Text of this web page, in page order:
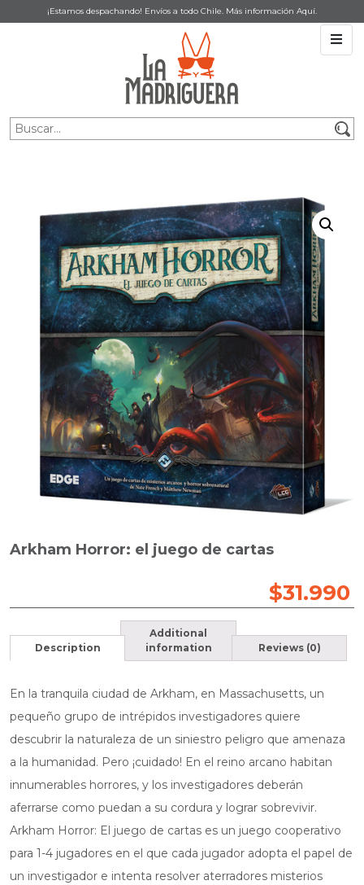
¡Estamos despachando! Envíos a todo Chile. Más información Aquí.
Arkham Horror: el juego de cartas
$31.990
Description
Additional
information
Reviews (0)
En la tranquila ciudad de Arkham, en Massachusetts, un
pequeño grupo de intrépidos investigadores quiere
descubrir la naturaleza de un siniestro peligro que amenaza
a la humanidad. Pero ¡cuidado! En el reino arcano habitan
innumerables horrores, y los investigadores deberán
aferrarse como puedan a su cordura y lograr sobrevivir.
Arkham Horror: El juego de cartas es un juego cooperativo
para 1-4 jugadores en el que cada jugador adopta el papel de
un investigador e intenta resolver aterradores misterios